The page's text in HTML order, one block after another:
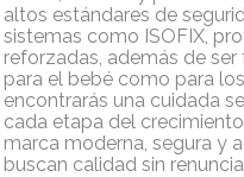
altos estándares de
sistemas como ISOFIX,
reforzadas, además de
para el bebé como para
encontrarás una cuidada
cada etapa del
marca moderna, segura y
buscan calidad sin